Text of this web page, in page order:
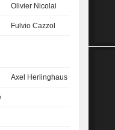
Olivier Nicolai
Fulvio Cazzol
Axel Herlinghaus